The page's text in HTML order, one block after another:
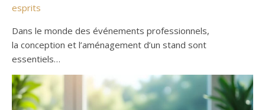
esprits
Dans le monde des événements professionnels,
la conception et l’aménagement d’un stand sont
essentiels…